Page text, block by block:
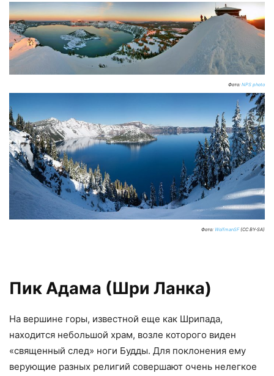
Фото: NPS photo
Фото: WolfmanSF(CC BY-SA)
Пик Адама (Шри Ланка)
На вершине горы, известной еще как Шрипада,
находится небольшой храм, возле которого виден
«священный след» ноги Будды. Для поклонения ему
верующие разных религий совершают очень нелегкое